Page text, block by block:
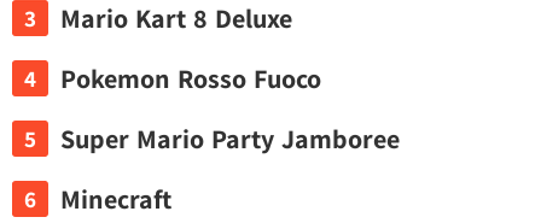
Mario Kart 8 Deluxe
Pokemon Rosso Fuoco
Super Mario Party Jamboree
Minecraft